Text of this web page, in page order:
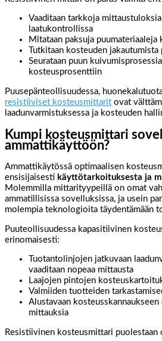
Vaaditaan tarkkoja
laatukontrollissa
Mitataan paksuja
Tutkitaan kosteuden
Seurataan puun
kosteusprosenttiin
Puusepänteollisuudessa,
resistiiviset kosteusmittarit ovat
laadunvarmistuksessa ja kosteuden
Kumpi kosteusmittari
ammattikäyttöön?
Ammattikäytössä optimaalisen
ensisijaisesti käyttötarkoituksesta ja
Molemmilla mittarityypeillä on omat
ammatillisissa sovelluksissa, ja usein
molempia teknologioita täydentämään
Puuteollisuudessa kapasitiivinen
erinomaisesti:
Tuotantolinjojen jatkuvaan
vaaditaan nopeaa mittausta
Laajojen pintojen
Valmiiden tuotteiden
Alustavaan kosteusskannaukseen
mittauksia
Resistiivinen kosteusmittari puolestaan